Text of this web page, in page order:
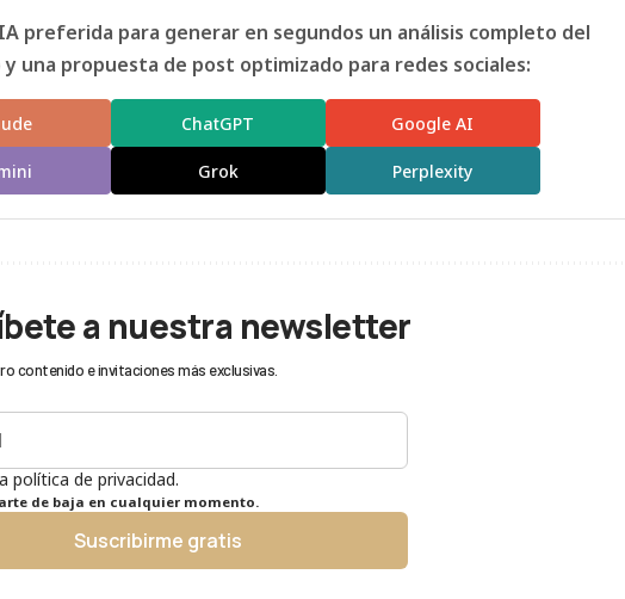
preferida para generar en segundos un análisis completo del
una propuesta de post optimizado para redes sociales:
ChatGPT Google AI
Grok Perplexity
a nuestra newsletter
contenido e invitaciones más exclusivas.
política de privacidad.
de baja en cualquier momento.
Suscribirme gratis